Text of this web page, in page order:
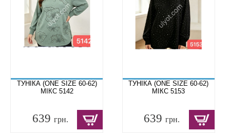
ТУНІКА (ONE SIZE 60-62)
МІКС 5142
639 грн.
ТУНІКА (ONE SIZE 60-62)
МІКС 5153
639грн.